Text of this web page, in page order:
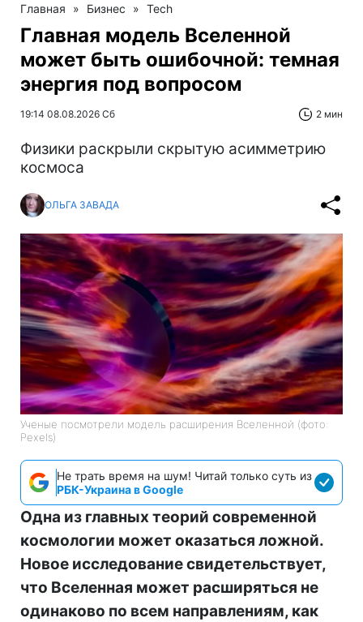
Главная » Бизнес » Tech
Главная модель Вселенной
может быть ошибочной: темная
энергия под вопросом
19:14 08.08.2026 Сб 2 мин
Физики раскрыли скрытую асимметрию
космоса
ОЛЬГА ЗАВАДА
Ученые посмотрели модель расширения Вселенной (фото:
Pexels)
Не трать время на шум! Читай только суть из
РБК-Украина в Google
Одна из главных теорий современной
космологии может оказаться ложной.
Новое исследование свидетельствует,
что Вселенная может расширяться не
одинаково по всем направлениям, как